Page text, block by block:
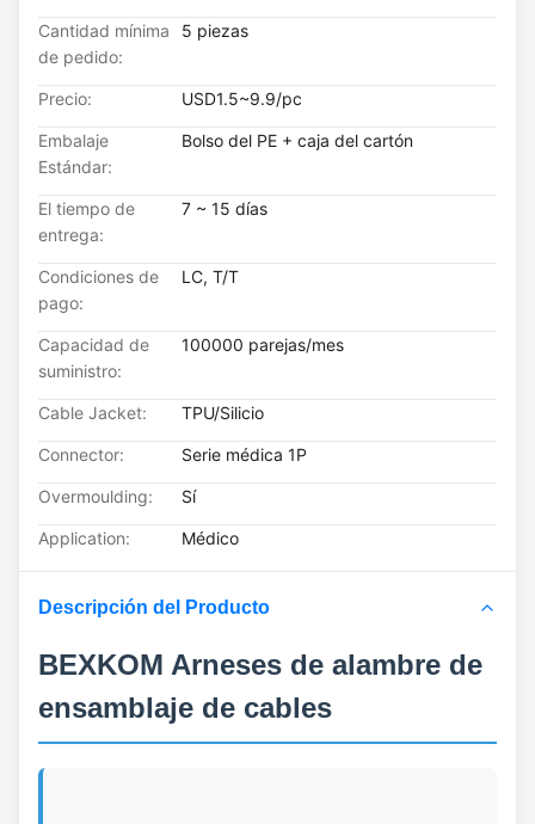
Cantidad mínima
de pedido:
5 piezas
Precio: USD1.5~9.9/pc
Embalaje
Estándar:
Bolso del PE + caja del cartón
El tiempo de
entrega:
7 ~ 15 días
Condiciones de
pago:
LC, T/T
Capacidad de
suministro:
100000 parejas/mes
Cable Jacket: TPU/Silicio
Connector: Serie médica 1P
Overmoulding: Sí
Application: Médico
Descripción del Producto
BEXKOM Arneses de alambre de
ensamblaje de cables